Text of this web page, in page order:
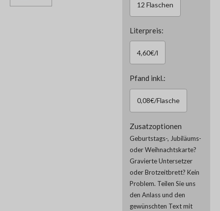
12 Flaschen
Literpreis:
4,60€/l
Pfand inkl.:
0,08€/Flasche
Zusatzoptionen
Geburtstags-, Jubiläums-
oder Weihnachtskarte?
Gravierte Untersetzer
oder Brotzeitbrett? Kein
Problem. Teilen Sie uns
den Anlass und den
gewünschten Text mit